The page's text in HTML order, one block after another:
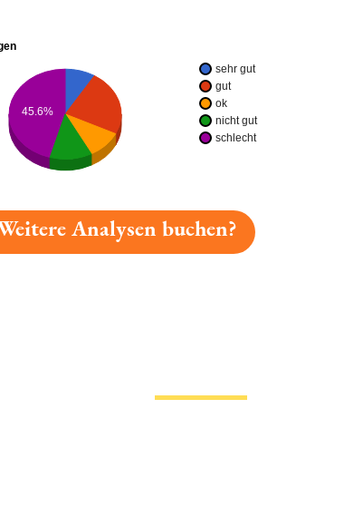
sehr gut
gut
ok
nicht gut
schlecht
45.6%
Analysen buchen?